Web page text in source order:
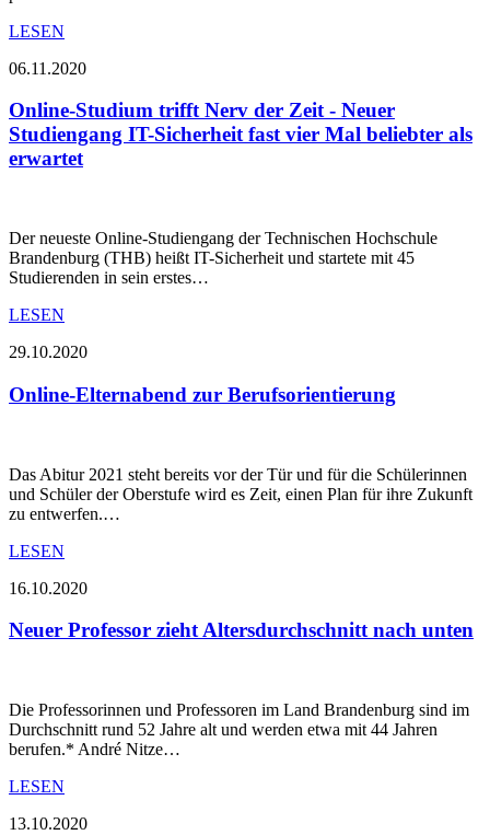
LESEN
06.11.2020
Online-Studium trifft Nerv der Zeit - Neuer
Studiengang IT-Sicherheit fast vier Mal beliebter als
erwartet
Der neueste Online-Studiengang der Technischen Hochschule
Brandenburg (THB) heißt IT-Sicherheit und startete mit 45
Studierenden in sein erstes…
LESEN
29.10.2020
Online-Elternabend zur Berufsorientierung
Das Abitur 2021 steht bereits vor der Tür und für die Schülerinnen
und Schüler der Oberstufe wird es Zeit, einen Plan für ihre Zukunft
zu entwerfen.…
LESEN
16.10.2020
Neuer Professor zieht Altersdurchschnitt nach unten
Die Professorinnen und Professoren im Land Brandenburg sind im
Durchschnitt rund 52 Jahre alt und werden etwa mit 44 Jahren
berufen.* André Nitze…
LESEN
13.10.2020